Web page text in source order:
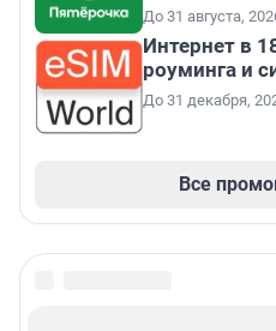
До 31 августа,
Интернет в
роуминга и
До 31 декабря,
Все